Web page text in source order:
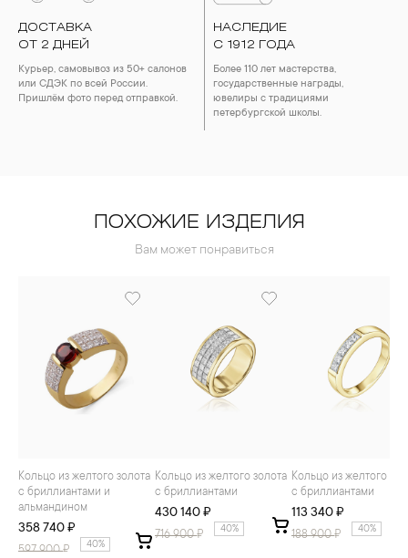
ДОСТАВКА
ОТ 2 ДНЕЙ
Курьер, самовывоз из 50+ салонов
или СДЭК по всей России.
Пришлём фото перед отправкой.
НАСЛЕДИЕ
С 1912 ГОДА
Более 110 лет мастерства,
государственные награды,
ювелиры с традициями
петербургской школы.
ПОХОЖИЕ ИЗДЕЛИЯ
Вам может понравиться
Кольцо из желтого золота
с бриллиантами и
альмандином
358 740 ₽
597 900₽ 40%
Кольцо из желтого золота
с бриллиантами
430 140 ₽
716 900₽ 40%
Кольцо из желтого золота
с бриллиантами
113 340 ₽
188 900₽ 40%